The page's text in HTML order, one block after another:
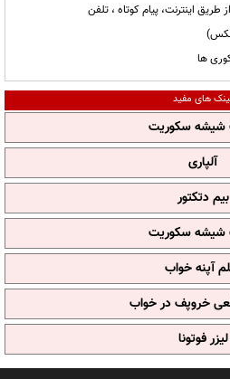
طریق اینترنت، پیام کوتاه ، تلفن
ها
های مفید
شیشه سکوریت
آلپاری
بیم دتکتور
شیشه سکوریت
آپنه خواب
خروپف در خواب
لیزر فوتونا